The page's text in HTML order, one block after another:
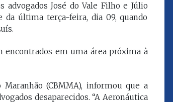
José do Vale Filho e Júlio
da última terça-feira, dia 09, quando
encontrados em uma área próxima à
(CBMMA), informou que a
desaparecidos. “A Aeronáutica
presidente do TJMA no
biênio 2024/2026.